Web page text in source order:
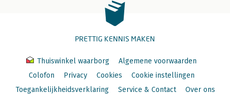
PRETTIG KENNIS MAKEN
Thuiswinkel waarborg
Algemene voorwaarden
Colofon
Privacy Cookies
Cookie instellingen
Toegankelijkheidsverklaring
Service & Contact Over ons